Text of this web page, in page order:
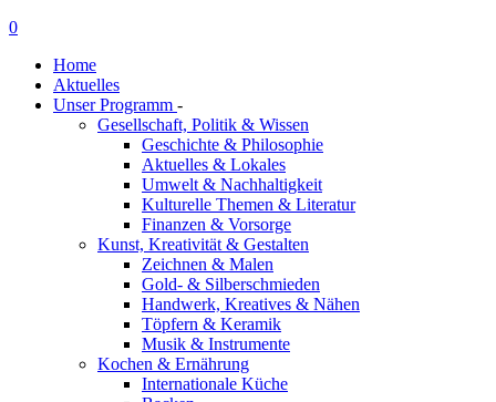
0
Home
Aktuelles
Unser Programm -
Gesellschaft, Politik & Wissen
Geschichte & Philosophie
Aktuelles & Lokales
Umwelt & Nachhaltigkeit
Kulturelle Themen & Literatur
Finanzen & Vorsorge
Kunst, Kreativität & Gestalten
Zeichnen & Malen
Gold- & Silberschmieden
Handwerk, Kreatives & Nähen
Töpfern & Keramik
Musik & Instrumente
Kochen & Ernährung
Internationale Küche